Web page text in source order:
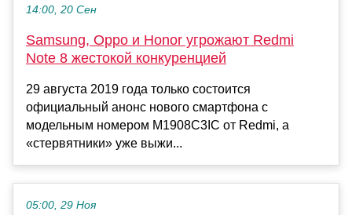
14:00, 20 Сен
Samsung, Oppo и Honor угрожают Redmi
Note 8 жестокой конкуренцией
29 августа 2019 года только состоится
официальный анонс нового смартфона с
модельным номером M1908C3IC от Redmi, а
«стервятники» уже выжи...
05:00, 29 Ноя